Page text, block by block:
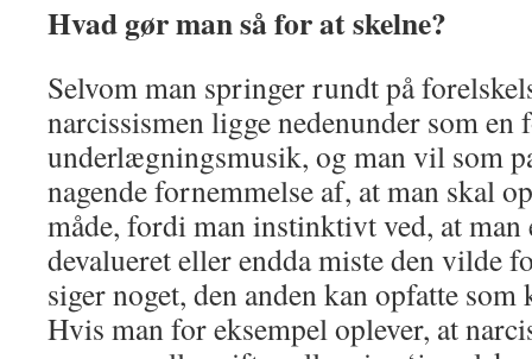
Hvad gør man så for at skelne?
Selvom man springer rundt på
narcissismen ligge nedenunder som
underlægningsmusik, og man vil som
nagende fornemmelse af, at man skal
måde, fordi man instinktivt ved, at
devalueret eller endda miste den vilde
siger noget, den anden kan opfatte
Hvis man for eksempel oplever, at